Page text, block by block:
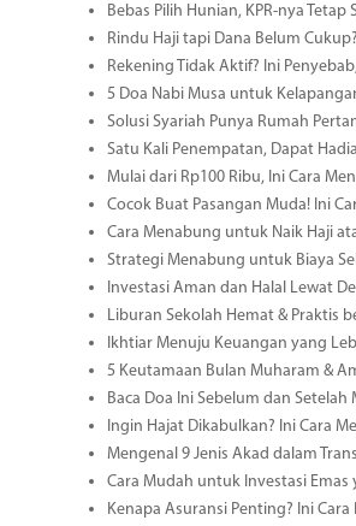
Bebas Pilih Hunian, KPR-nya Tetap
Rindu Haji tapi Dana Belum
Rekening Tidak Aktif? Ini
5 Doa Nabi Musa untuk
Solusi Syariah Punya Rumah
Satu Kali Penempatan, Dapat
Mulai dari Rp100 Ribu, Ini Cara
Cocok Buat Pasangan Muda! Ini
Cara Menabung untuk Naik Haji
Strategi Menabung untuk Biaya
Investasi Aman dan Halal Lewat
Liburan Sekolah Hemat & Praktis
Ikhtiar Menuju Keuangan yang
5 Keutamaan Bulan Muharam &
Baca Doa Ini Sebelum dan
Ingin Hajat Dikabulkan? Ini Cara
Mengenal 9 Jenis Akad dalam
Cara Mudah untuk Investasi Emas
Kenapa Asuransi Penting? Ini